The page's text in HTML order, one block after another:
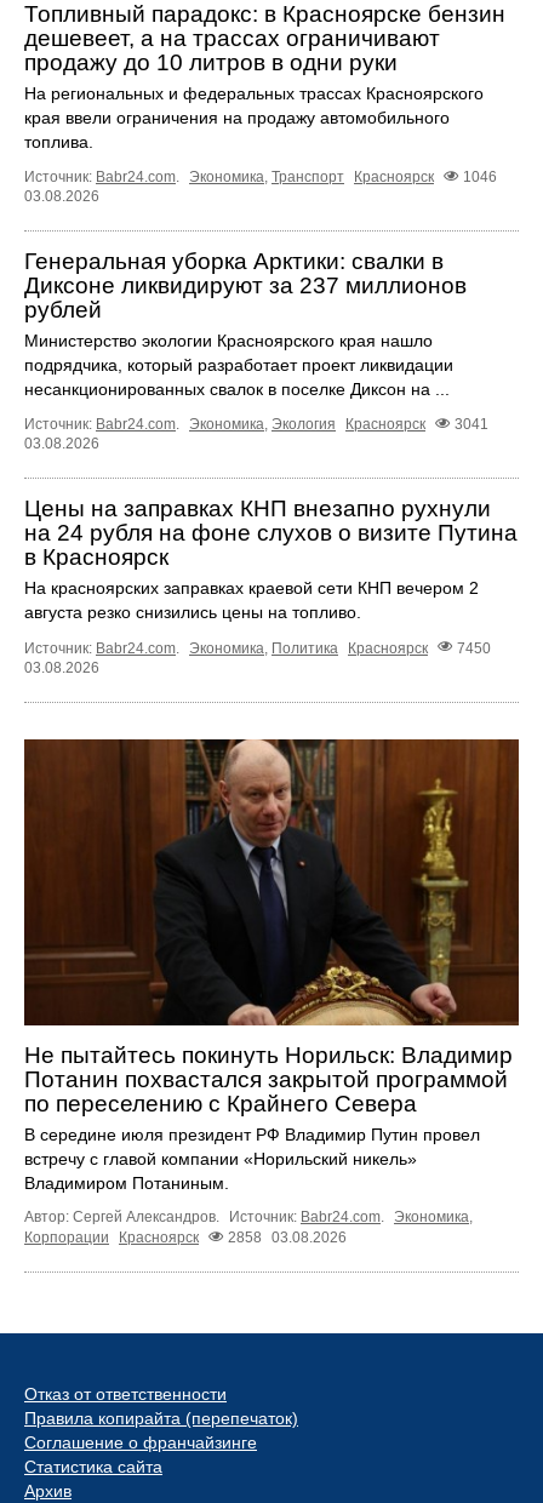
Топливный парадокс: в Красноярске бензин
дешевеет, а на трассах ограничивают
продажу до 10 литров в одни руки
На региональных и федеральных трассах Красноярского
края ввели ограничения на продажу автомобильного
топлива.
Источник: Babr24.com. Экономика, Транспорт Красноярск
1046
03.08.2026
Генеральная уборка Арктики: свалки в
Диксоне ликвидируют за 237 миллионов
рублей
Министерство экологии Красноярского края нашло
подрядчика, который разработает проект ликвидации
несанкционированных свалок в поселке Диксон на ...
Источник: Babr24.com. Экономика, Экология Красноярск
3041
03.08.2026
Цены на заправках КНП внезапно рухнули
на 24 рубля на фоне слухов о визите Путина
в Красноярск
На красноярских заправках краевой сети КНП вечером 2
августа резко снизились цены на топливо.
Источник: Babr24.com Экономика Политика Красноярск
7450
03.08.2026
Не пытайтесь покинуть Норильск: Владимир
Потанин похвастался закрытой программой
по переселению с Крайнего Севера
В середине июля президент РФ Владимир Путин провел
встречу с главой компании «Норильский никель»
Владимиром Потаниным.
Автор: Сергей Александров. Источник: Babr24.com. Экономика,
Корпорации
Красноярск 2858 03.08.2026
Отказ от ответственности
Правила копирайта (перепечаток)
Соглашение о франчайзинге
Статистика сайта
Архив